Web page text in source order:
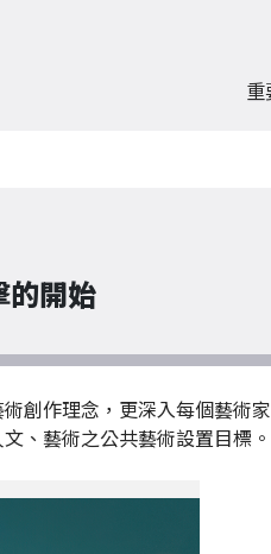
重
的開始
創作理念，更深入每個藝
、藝術之公共藝術設置目標
公共